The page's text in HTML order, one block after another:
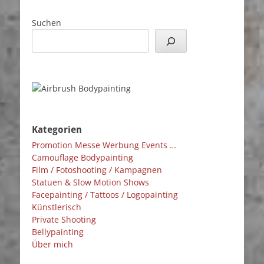
Suchen
Kategorien
Promotion Messe Werbung Events …
Camouflage Bodypainting
Film / Fotoshooting / Kampagnen
Statuen & Slow Motion Shows
Facepainting / Tattoos / Logopainting
Künstlerisch
Private Shooting
Bellypainting
Über mich